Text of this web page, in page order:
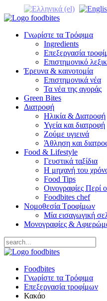
Γνωρίστε τα Τρόφιμα
Ingredients
Επεξεργασία
Επιστημονικό
Έρευνα & καινοτομία
Επιστημονικά νέα
Τα νέα της αγοράς
Green Bites
Διατροφή
Ηλικία & Διατροφή
Υγεία και διατροφή
Ζούμε υγιεινά
Άθληση και
Food & Lifestyle
Γευστικά ταξίδια
Η μηχανή του
Food Tips
Οινογραφίες Περί
Foodbites chef
Νομοθεσία Τροφίμων
Μία εισαγωγική
Μονογραφίες &
Foodbites
Γνωρίστε τα Τρόφιμα
Επεξεργασία τροφίμων
Κακάο